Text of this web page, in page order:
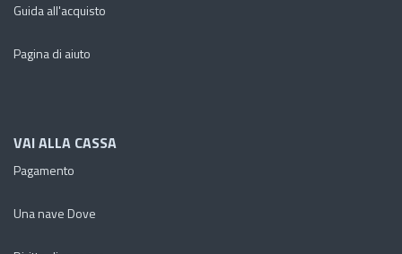
Guida all'acquisto
Pagina di aiuto
VAI ALLA CASSA
Pagamento
Una nave Dove